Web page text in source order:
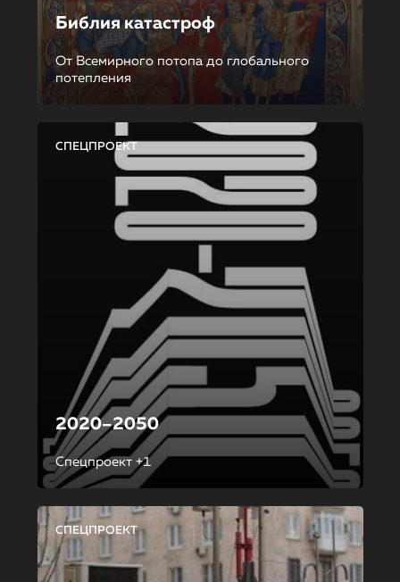
Библия катастроф
От Всемирного потопа до глобального
потепления
СПЕЦПРОЕКТ
2020–2050
Спецпроект +1
СПЕЦПРОЕКТ